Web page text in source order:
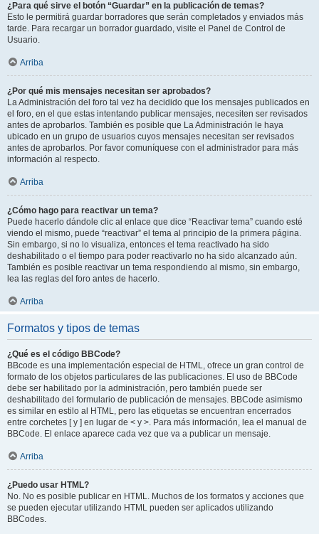
¿Para qué sirve el botón “Guardar” en la publicación de temas?
Esto le permitirá guardar borradores que serán completados y enviados más
tarde. Para recargar un borrador guardado, visite el Panel de Control de
Usuario.
Arriba
¿Por qué mis mensajes necesitan ser aprobados?
La Administración del foro tal vez ha decidido que los mensajes publicados en
el foro, en el que estas intentando publicar mensajes, necesiten ser revisados
antes de aprobarlos. También es posible que La Administración le haya
ubicado en un grupo de usuarios cuyos mensajes necesitan ser revisados
antes de aprobarlos. Por favor comuníquese con el administrador para más
información al respecto.
Arriba
¿Cómo hago para reactivar un tema?
Puede hacerlo dándole clic al enlace que dice “Reactivar tema” cuando esté
viendo el mismo, puede “reactivar” el tema al principio de la primera página.
Sin embargo, si no lo visualiza, entonces el tema reactivado ha sido
deshabilitado o el tiempo para poder reactivarlo no ha sido alcanzado aún.
También es posible reactivar un tema respondiendo al mismo, sin embargo,
lea las reglas del foro antes de hacerlo.
Arriba
Formatos y tipos de temas
¿Qué es el código BBCode?
BBcode es una implementación especial de HTML, ofrece un gran control de
formato de los objetos particulares de las publicaciones. El uso de BBCode
debe ser habilitado por la administración, pero también puede ser
deshabilitado del formulario de publicación de mensajes. BBCode asimismo
es similar en estilo al HTML, pero las etiquetas se encuentran encerrados
entre corchetes [ y ] en lugar de < y >. Para más información, lea el manual de
BBCode. El enlace aparece cada vez que va a publicar un mensaje.
Arriba
¿Puedo usar HTML?
No. No es posible publicar en HTML. Muchos de los formatos y acciones que
se pueden ejecutar utilizando HTML pueden ser aplicados utilizando
BBCodes.